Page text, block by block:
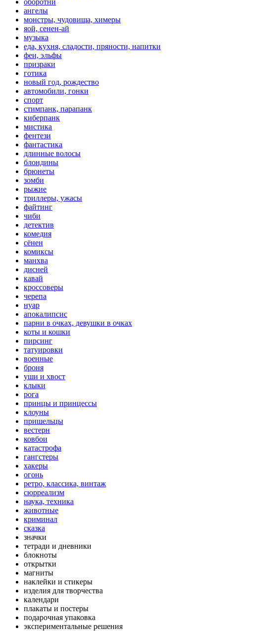
ангелы
монстры, чудовища, химеры
яой, сенен-ай
музыка
еда, кухня, сладости, пряности, напитки
феи, эльфы
призраки
готика
новый год, рождество
автомобили, гонки
спорт
стимпанк, парапанк
киберпанк
мистика
фентези
фантастика
длинные волосы
блондины
брюнеты
зомби
рыжие
триллеры, ужасы
файтинг
чиби
детектив
комедия
сёнен
комиксы
манхва
дисней
кавай
кроссоверы
черепа
нуар
апокалипсис
парни в очках, девушки в очках
коты и кошки
пирсинг
татуировки
военные
броня
уши и хвост
клыки
рога
принцы и принцессы
клоуны
пришельцы
вестерн
ковбои
катастрофа
гангстеры
хакеры
огонь
ретро, классика, винтаж
сюрреализм
наука, техника
животные
криминал
сказка
значки
тетради и дневники
блокноты
открытки
магниты
наклейки и стикеры
изделия для творчества
календари
плакаты и постеры
подарочная упаковка
экспериментальные решения